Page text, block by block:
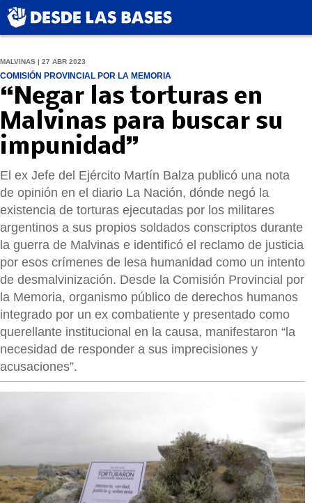
MALVINAS | 27 ABR 2023
COMISIÓN PROVINCIAL POR LA MEMORIA
“Negar las torturas en
Malvinas para buscar su
impunidad”
El ex Jefe del Ejército Martín Balza publicó una nota
de opinión en el diario La Nación, dónde negó la
existencia de torturas ejecutadas por los militares
argentinos a sus propios soldados conscriptos durante
la guerra de Malvinas e identificó el reclamo de justicia
por esos crímenes de lesa humanidad como un intento
de desmalvinización. Desde la Comisión Provincial por
la Memoria, organismo público de derechos humanos
integrado por un ex combatiente y presentado como
querellante institucional en la causa, manifestaron “la
necesidad de responder a sus imprecisiones y
acusaciones”.